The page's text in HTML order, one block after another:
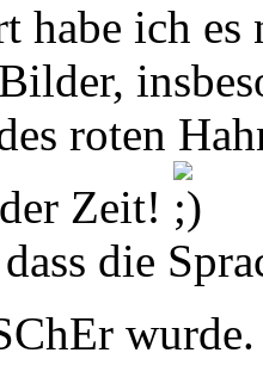
habe ich es
roten
Zeit!
die